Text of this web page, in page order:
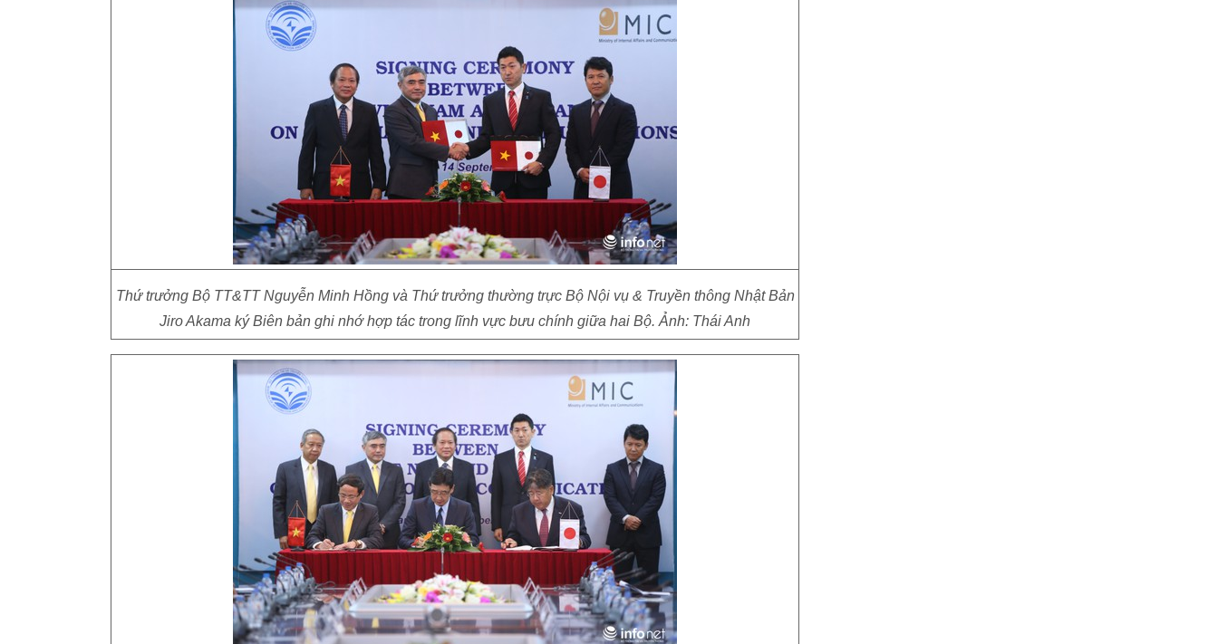
Thứ trưởng Bộ TT&TT Nguyễn Minh Hồng và Thứ trưởng thường trực Bộ Nội vụ & Truyền thông Nhật Bản
Jiro Akama ký Biên bản ghi nhớ hợp tác trong lĩnh vực bưu chính giữa hai Bộ. Ảnh: Thái Anh